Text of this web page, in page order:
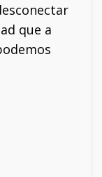
que a